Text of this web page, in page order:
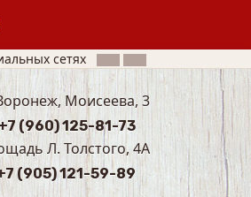
сетях
Моисеева, 3
+7 (960) 125-81-73
Л. Толстого, 4А
(905) 121-59-89